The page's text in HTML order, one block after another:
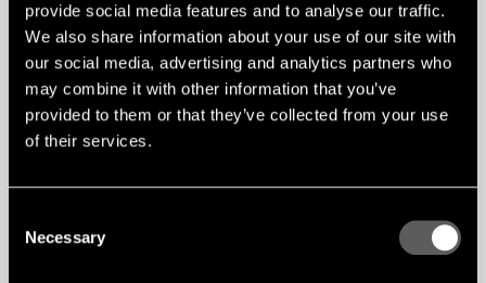
provide social media features and to analyse our traffic.
We also share information about your use of our site with
our social media, advertising and analytics partners who
may combine it with other information that you’ve
provided to them or that they’ve collected from your use
of their services.
Selection
Necessary
Nieustannie pracujemy nad